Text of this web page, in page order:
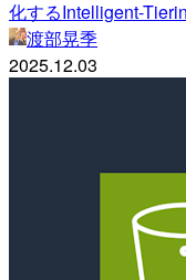
化するIntelligent-
渡部晃季
2025.12.03